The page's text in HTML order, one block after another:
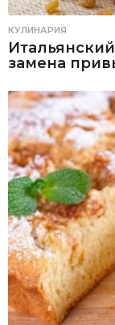
КУЛИНАРИЯ
замена